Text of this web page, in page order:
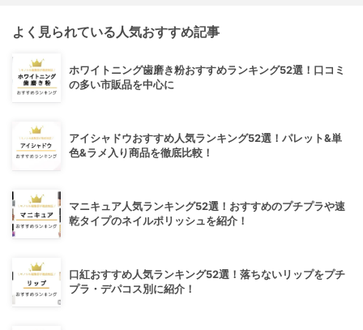
よく見られている人気おすすめ記事
ホワイトニング歯磨き粉おすすめランキング52選！口コミ
の多い市販品を中心に
アイシャドウおすすめ人気ランキング52選！パレット&単
色&ラメ入り商品を徹底比較！
マニキュア人気ランキング52選！おすすめのプチプラや速
乾タイプのネイルポリッシュを紹介！
口紅おすすめ人気ランキング52選！落ちないリップをプチ
プラ・デパコス別に紹介！